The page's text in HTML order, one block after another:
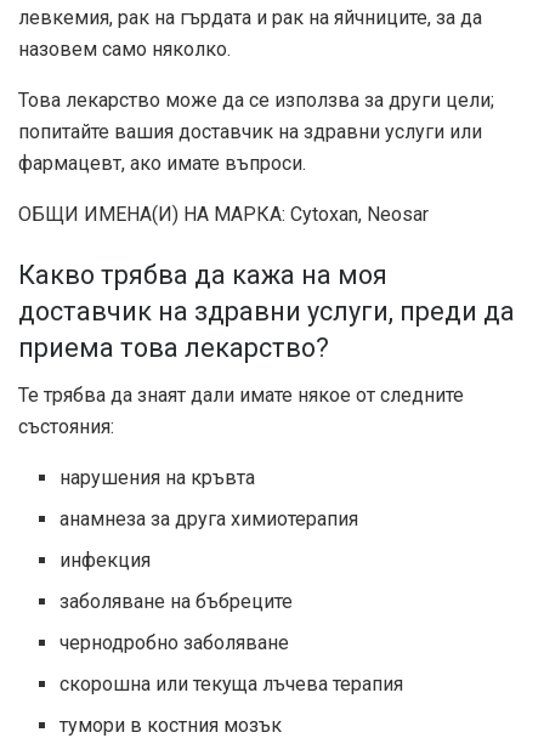
левкемия, рак на гърдата и рак на яйчниците, за да
назовем само няколко.
Това лекарство може да се използва за други цели;
попитайте вашия доставчик на здравни услуги или
фармацевт, ако имате въпроси.
ОБЩИ ИМЕНА(И) НА МАРКА: Cytoxan, Neosar
Какво трябва да кажа на моя
доставчик на здравни услуги, преди да
приема това лекарство?
Те трябва да знаят дали имате някое от следните
състояния:
нарушения на кръвта
анамнеза за друга химиотерапия
инфекция
заболяване на бъбреците
чернодробно заболяване
скорошна или текуща лъчева терапия
тумори в костния мозък